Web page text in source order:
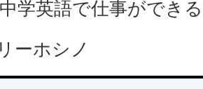
学英語で仕事ができ
ーホシノ